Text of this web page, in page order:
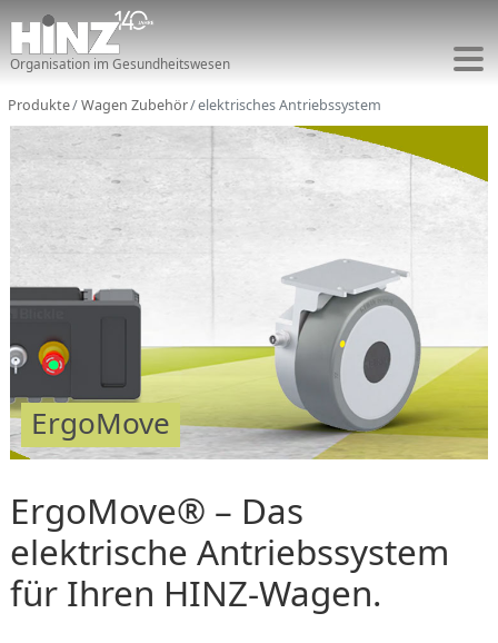
Organisation im Gesundheitswesen
Produkte Wagen Zubehör elektrisches Antriebssystem
ErgoMove
ErgoMove® – Das
elektrische Antriebssystem
für Ihren HINZ-Wagen.